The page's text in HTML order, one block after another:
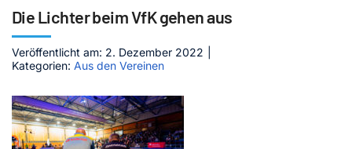
Mediathek
Jetzt abonnieren
Kontakt
Die Lichter beim VfK gehen aus
Veröffentlicht am: 2. Dezember 2022
Kategorien: Aus den Vereinen